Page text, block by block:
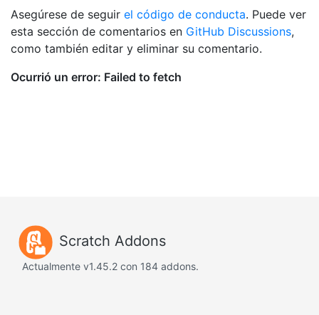
Asegúrese de seguir el código de conducta. Puede ver
esta sección de comentarios en GitHub Discussions,
como también editar y eliminar su comentario.
Scratch Addons
Actualmente v1.45.2 con 184 addons.